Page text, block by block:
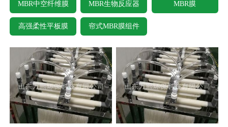
MBR中空纤维膜 MBR生物反应器 MBR膜
高强柔性平板膜 帘式MBR膜组件